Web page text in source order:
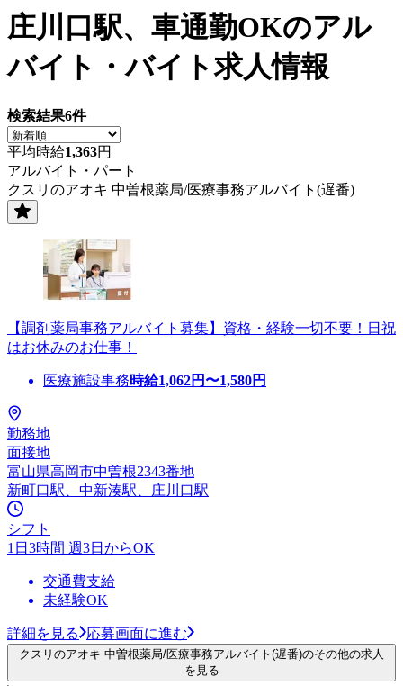
庄川口駅、車通勤OKのアル
バイト・バイト求人情報
検索結果6件
平均時給1,363円
アルバイト・パート
クスリのアオキ 中曽根薬局/医療事務アルバイト(遅番)
【調剤薬局事務アルバイト募集】資格・経験一切不要！日祝
はお休みのお仕事！
医療施設事務時給1,062円〜1,580円
勤務地
面接地
富山県高岡市中曽根2343番地
新町口駅、中新湊駅、庄川口駅
シフト
1日3時間 週3日からOK
交通費支給
未経験OK
詳細を見る 応募画面に進む
クスリのアオキ 中曽根薬局/医療事務アルバイト(遅番)のその他の求人
を見る